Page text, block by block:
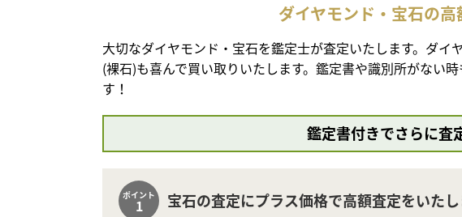
ダイヤモンド・宝石の高
大切なダイヤモンド・宝石を鑑定士が査定いたします。ダイ
(裸石)も喜んで買い取りいたします。鑑定書や識別所がない
す！
鑑定書付きでさらに査
ポイント
1 宝石の査定にプラス価格で高額査定をいたし